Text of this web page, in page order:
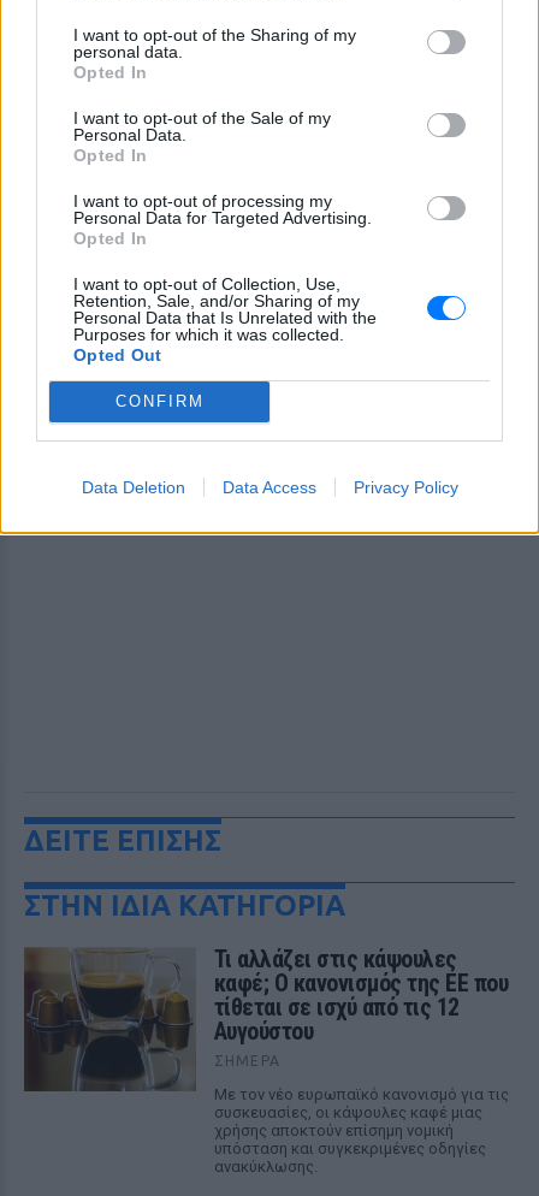
I want to opt-out of the Sharing of my
personal data.
Opted In
I want to opt-out of the Sale of my
Personal Data.
Opted In
I want to opt-out of processing my
Personal Data for Targeted Advertising.
Opted In
I want to opt-out of Collection, Use,
Retention, Sale, and/or Sharing of my
Personal Data that Is Unrelated with the
Purposes for which it was collected.
Opted Out
CONFIRM
Data Deletion Data Access Privacy Policy
Ακολουθήστε το E-Radio.gr στο
Google News
και μάθετε πρώτοι
Εσύ μπήκες στο E-Daily.gr; Τα νέα της ημέρας
και ότι σου κάνει κλικ!
Ακολουθήστε το E-Radio.gr και στο Instagram
ΔΕΙΤΕ ΕΠΙΣΗΣ
ΣΤΗΝ ΙΔΙΑ ΚΑΤΗΓΟΡΙΑ
Τι αλλάζει στις κάψουλες
καφέ; Ο κανονισμός της ΕΕ που
τίθεται σε ισχύ από τις 12
Αυγούστου
ΣΉΜΕΡΑ
Με τον νέο ευρωπαϊκό κανονισμό για τις
συσκευασίες, οι κάψουλες καφέ μιας
χρήσης αποκτούν επίσημη νομική
υπόσταση και συγκεκριμένες οδηγίες
ανακύκλωσης.